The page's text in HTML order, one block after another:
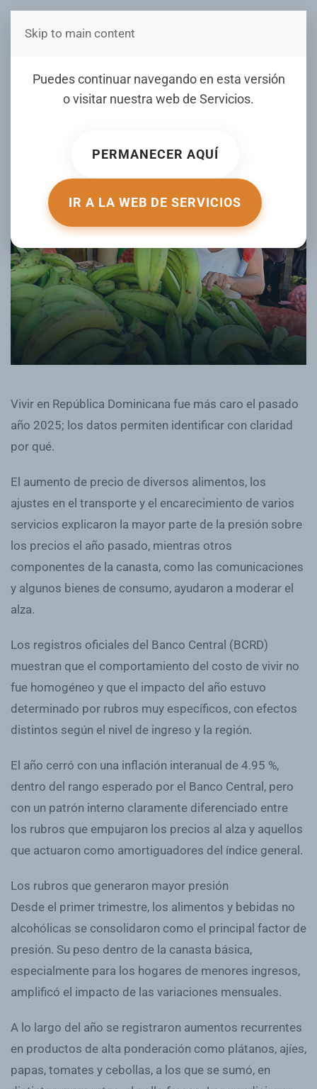
Estás en Telenord Medios
Puedes continuar navegando en esta versión
o visitar nuestra web de Servicios.
PERMANECER AQUÍ
IR A LA WEB DE SERVICIOS
Skip to main content
Vivir en RD: más caro por
servicios y por alimentos
Vivir en República Dominicana fue más caro el pasado
año 2025; los datos permiten identificar con claridad
por qué.
El aumento de precio de diversos alimentos, los
ajustes en el transporte y el encarecimiento de varios
servicios explicaron la mayor parte de la presión sobre
los precios el año pasado, mientras otros
componentes de la canasta, como las comunicaciones
y algunos bienes de consumo, ayudaron a moderar el
alza.
Los registros oficiales del Banco Central (BCRD)
muestran que el comportamiento del costo de vivir no
fue homogéneo y que el impacto del año estuvo
determinado por rubros muy específicos, con efectos
distintos según el nivel de ingreso y la región.
El año cerró con una inflación interanual de 4.95 %,
dentro del rango esperado por el Banco Central, pero
con un patrón interno claramente diferenciado entre
los rubros que empujaron los precios al alza y aquellos
que actuaron como amortiguadores del índice general.
Los rubros que generaron mayor presión
Desde el primer trimestre, los alimentos y bebidas no
alcohólicas se consolidaron como el principal factor de
presión. Su peso dentro de la canasta básica,
especialmente para los hogares de menores ingresos,
amplificó el impacto de las variaciones mensuales.
A lo largo del año se registraron aumentos recurrentes
en productos de alta ponderación como plátanos, ajíes,
papas, tomates y cebollas, a los que se sumó, en